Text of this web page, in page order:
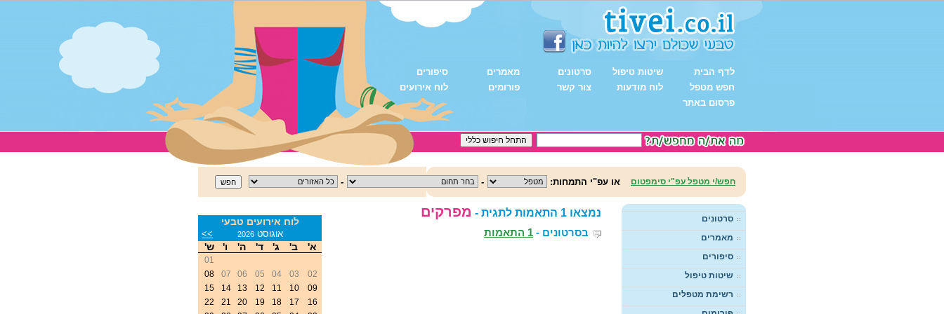
לדף הבית שיטות טיפול סרטונים מאמרים
סיפורים
חפש מטפל
לוח מודעות צור קשר פורומים
לוח אירועים
פרסום באתר
חפש/י מטפל עפ"י סימפטום או עפ"י התמחות: -
-
סרטונים
מאמרים
סיפורים
שיטות טיפול
רשימת מטפלים
נמצאו 1 התאמות לתגית - מפרקים
בסרטונים - 1 התאמות
לוח אירועים טבעי
אוגוסט2026
>>
א' ב' ג' ד' ה' ו' ש'
01
02
03
04
05
06
07
08
09
10
11
12
13
14
15
16
17
18
19
20
21
22